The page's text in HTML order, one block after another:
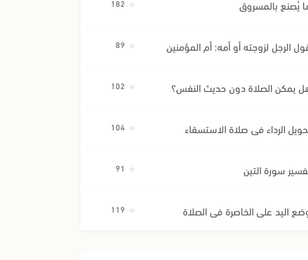
يُصنع بالمسروق
الرجل لزوجته أو أمه: أم المؤمنين
يمكن الصلاة دون حديث النفس؟
الرداء في صلاة الاستسقاء
سورة التين
اليد على الخاصرة في الصلاة